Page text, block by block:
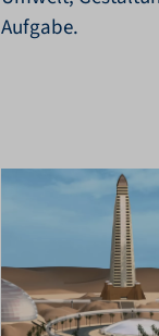
Aufgabe.